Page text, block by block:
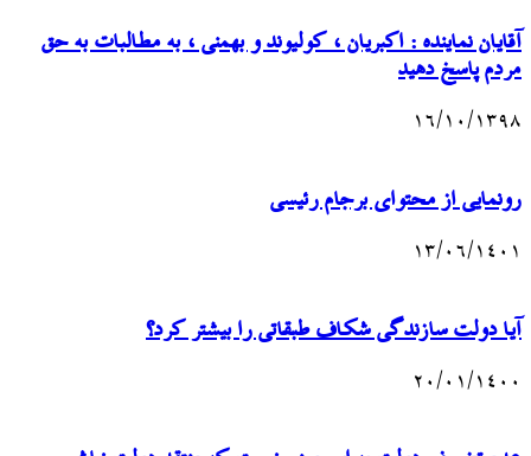
آقایان نماینده : اکبریان ، کولیوند و بهمنی ، به مطالبات به حق
مردم پاسخ دهید
۱۶/۱۰/۱۳۹۸
رونمایی از محتوای برجام رئیسی
۱۳/۰۶/۱۴۰۱
آیا دولت سازندگی شکاف طبقاتی را بیشتر کرد؟
۲۰/۰۱/۱۴۰۰